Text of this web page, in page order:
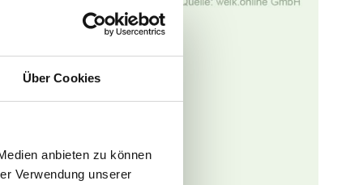
Über Cookies
anbieten zu können
Verwendung unserer